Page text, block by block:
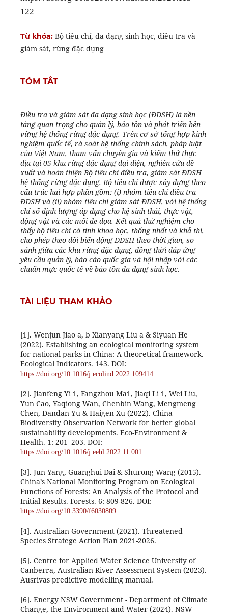
122
Từ khóa: Bộ tiêu chí, đa dạng sinh học, điều tra và
giám sát, rừng đặc dụng
TÓM TẮT
Điều tra và giám sát đa dạng sinh học (ĐDSH) là nền
tảng quan trọng cho quản lý, bảo tồn và phát triển bền
vững hệ thống rừng đặc dụng. Trên cơ sở tổng hợp kinh
nghiệm quốc tế, rà soát hệ thống chính sách, pháp luật
của Việt Nam, tham vấn chuyên gia và kiểm thử thực
địa tại 05 khu rừng đặc dụng đại diện, nghiên cứu đề
xuất và hoàn thiện Bộ tiêu chí điều tra, giám sát ĐDSH
hệ thống rừng đặc dụng. Bộ tiêu chí được xây dựng theo
cấu trúc hai hợp phần gồm: (i) nhóm tiêu chí điều tra
ĐDSH và (ii) nhóm tiêu chí giám sát ĐDSH, với hệ thống
chỉ số định lượng áp dụng cho hệ sinh thái, thực vật,
động vật và các mối đe dọa. Kết quả thử nghiệm cho
thấy bộ tiêu chí có tính khoa học, thống nhất và khả thi,
cho phép theo dõi biến động ĐDSH theo thời gian, so
sánh giữa các khu rừng đặc dụng, đồng thời đáp ứng
yêu cầu quản lý, báo cáo quốc gia và hội nhập với các
chuẩn mực quốc tế về bảo tồn đa dạng sinh học.
TÀI LIỆU THAM KHẢO
[1]. Wenjun Jiao a, b Xianyang Liu a & Siyuan He
(2022). Establishing an ecological monitoring system
for national parks in China: A theoretical framework.
Ecological Indicators. 143. DOI:
https://doi.org/10.1016/j.ecolind.2022.109414
[2]. Jianfeng Yi 1, Fangzhou Ma1, Jiaqi Li 1, Wei Liu,
Yun Cao, Yaqiong Wan, Chenbin Wang, Mengmeng
Chen, Dandan Yu & Haigen Xu (2022). China
Biodiversity Observation Network for better global
sustainability developments. Eco-Environment &
Health. 1: 201–203. DOI:
https://doi.org/10.1016/j.eehl.2022.11.001
[3]. Jun Yang, Guanghui Dai & Shurong Wang (2015).
China’s National Monitoring Program on Ecological
Functions of Forests: An Analysis of the Protocol and
Initial Results. Forests. 6: 809-826. DOI:
https://doi.org/10.3390/f6030809
[4]. Australian Government (2021). Threatened
Species Stratege Action Plan 2021-2026.
[5]. Centre for Applied Water Science University of
Canberra, Australian River Assessment System (2023).
Ausrivas predictive modelling manual.
[6]. Energy NSW Government - Department of Climate
Change, the Environment and Water (2024). NSW